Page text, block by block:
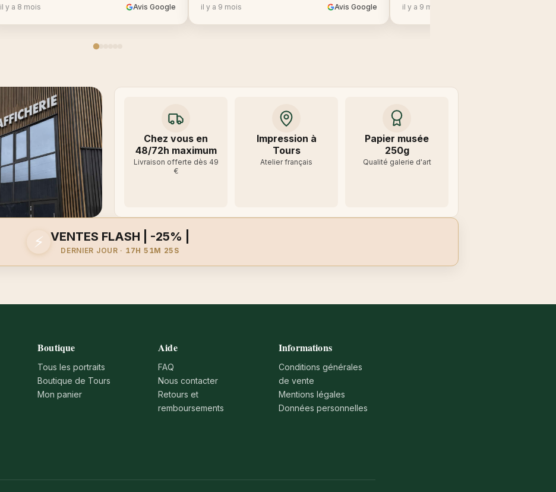
il y a 8 mois Avis Google il y a 9 mois Avis Google il y a 9 mois
Chez vous en
48/72h maximum
Livraison offerte dès 49
€
Impression à
Tours
Atelier français
Papier musée
250g
Qualité galerie d'art
⚡ VENTES FLASH | -25% |
DERNIER JOUR · 17H 51M 25S
Boutique
Tous les portraits
Boutique de Tours
Mon panier
Aide
FAQ
Nous contacter
Retours et
remboursements
Informations
Conditions générales
de vente
Mentions légales
Données personnelles